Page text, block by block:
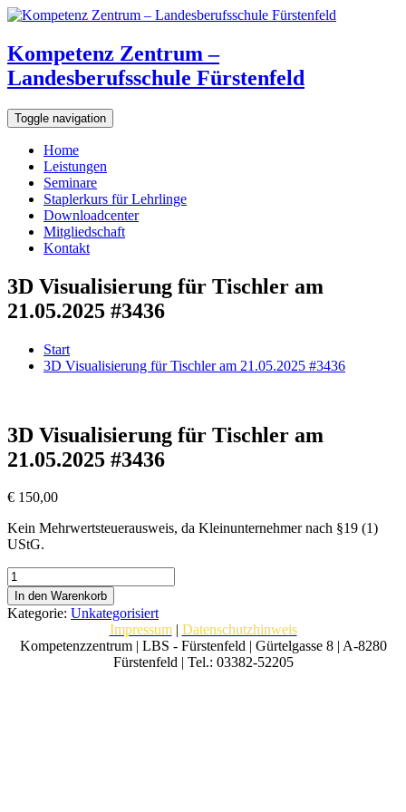
Kompetenz Zentrum –
Landesberufsschule Fürstenfeld
Toggle navigation
Home
Leistungen
Seminare
Staplerkurs für Lehrlinge
Downloadcenter
Mitgliedschaft
Kontakt
3D Visualisierung für Tischler am
21.05.2025 #3436
Start
3D Visualisierung für Tischler am 21.05.2025 #3436
3D Visualisierung für Tischler am
21.05.2025 #3436
€ 150,00
Kein Mehrwertsteuerausweis, da Kleinunternehmer nach §19 (1)
UStG.
3D
Visualisierung
für
Tischler
am
21.05.2025
In den Warenkorb
Kategorie: Unkategorisiert
Impressum| Datenschutzhinweis
Kompetenzzentrum | LBS - Fürstenfeld | Gürtelgasse 8 | A-8280
Fürstenfeld | Tel.: 03382-52205